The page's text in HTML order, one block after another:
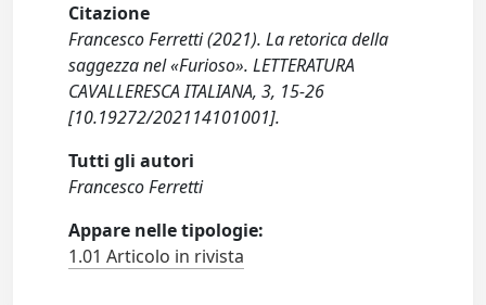
Citazione
Francesco Ferretti (2021). La retorica della
saggezza nel «Furioso». LETTERATURA
CAVALLERESCA ITALIANA, 3, 15-26
[10.19272/202114101001].
Tutti gli autori
Francesco Ferretti
Appare nelle tipologie:
1.01 Articolo in rivista